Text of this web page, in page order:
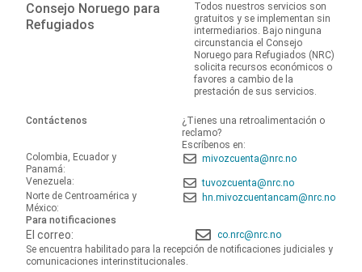
Consejo Noruego para
Refugiados
Todos nuestros servicios son
gratuitos y se implementan sin
intermediarios. Bajo ninguna
circunstancia el Consejo
Noruego para Refugiados (NRC)
solicita recursos económicos o
favores a cambio de la
prestación de sus servicios.
Contáctenos
¿Tienes una retroalimentación o
reclamo?
Escríbenos en:
Colombia, Ecuador y
Panamá:
mivozcuenta@nrc.no
Venezuela:
tuvozcuenta@nrc.no
Norte de Centroamérica y
México:
hn.mivozcuentancam@nrc.no
Para notificaciones
El correo:
co.nrc@nrc.no
Se encuentra habilitado para la recepción de notificaciones judiciales y
comunicaciones interinstitucionales.